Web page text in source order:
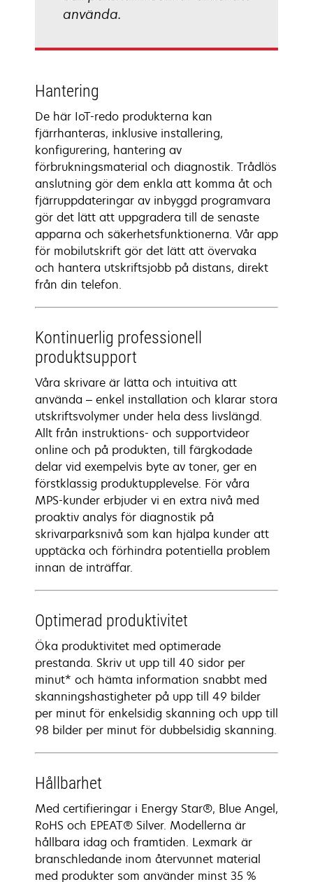
använda.
Hantering
De här IoT-redo produkterna kan
fjärrhanteras, inklusive installering,
konfigurering, hantering av
förbrukningsmaterial och diagnostik. Trådlös
anslutning gör dem enkla att komma åt och
fjärruppdateringar av inbyggd programvara
gör det lätt att uppgradera till de senaste
apparna och säkerhetsfunktionerna. Vår app
för mobilutskrift gör det lätt att övervaka
och hantera utskriftsjobb på distans, direkt
från din telefon.
Kontinuerlig professionell
produktsupport
Våra skrivare är lätta och intuitiva att
använda – enkel installation och klarar stora
utskriftsvolymer under hela dess livslängd.
Allt från instruktions- och supportvideor
online och på produkten, till färgkodade
delar vid exempelvis byte av toner, ger en
förstklassig produktupplevelse. För våra
MPS-kunder erbjuder vi en extra nivå med
proaktiv analys för diagnostik på
skrivarparksnivå som kan hjälpa kunder att
upptäcka och förhindra potentiella problem
innan de inträffar.
Optimerad produktivitet
Öka produktivitet med optimerade
prestanda. Skriv ut upp till 40 sidor per
minut* och hämta information snabbt med
skanningshastigheter på upp till 49 bilder
per minut för enkelsidig skanning och upp till
98 bilder per minut för dubbelsidig skanning.
Hållbarhet
Med certifieringar i Energy Star®, Blue Angel,
RoHS och EPEAT® Silver. Modellerna är
hållbara idag och framtiden. Lexmark är
branschledande inom återvunnet material
med produkter som använder minst 35 %